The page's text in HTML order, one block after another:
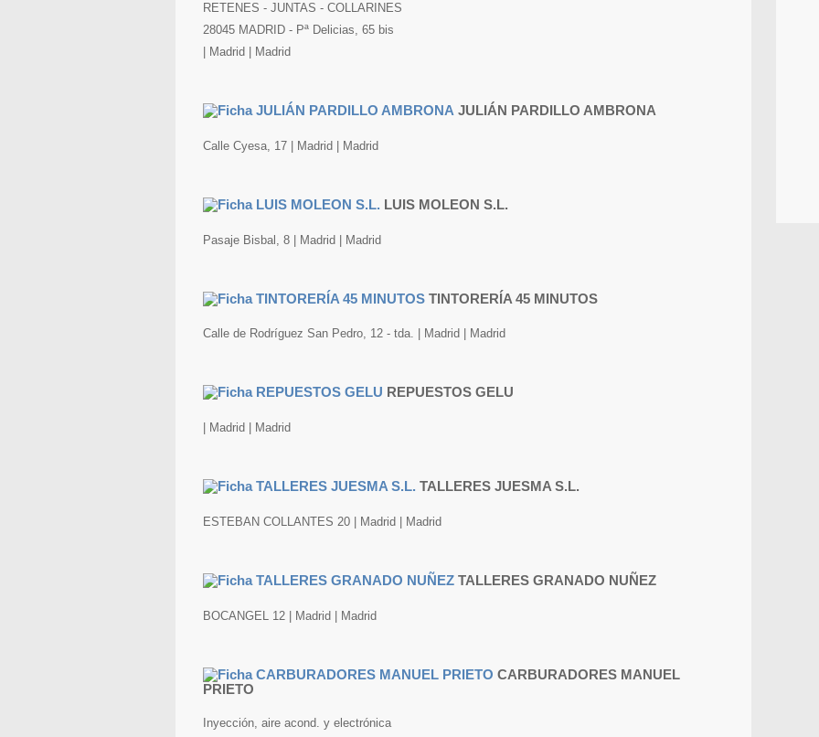
RETENES - JUNTAS - COLLARINES
28045 MADRID - Pª Delicias, 65 bis
| Madrid | Madrid
JULIÁN PARDILLO AMBRONA
Calle Cyesa, 17 | Madrid | Madrid
LUIS MOLEON S.L.
Pasaje Bisbal, 8 | Madrid | Madrid
TINTORERÍA 45 MINUTOS
Calle de Rodríguez San Pedro, 12 - tda. | Madrid | Madrid
REPUESTOS GELU
| Madrid | Madrid
TALLERES JUESMA S.L.
ESTEBAN COLLANTES 20 | Madrid | Madrid
TALLERES GRANADO NUÑEZ
BOCANGEL 12 | Madrid | Madrid
CARBURADORES MANUEL
PRIETO
Inyección, aire acond. y electrónica